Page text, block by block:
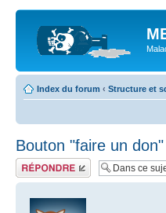
Index du forum ‹ Structure et
Bouton "faire un
Répondre